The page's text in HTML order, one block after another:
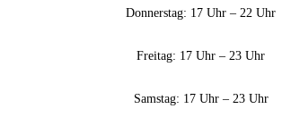
Donnerstag: 17 Uhr – 22 Uhr
Freitag: 17 Uhr – 23 Uhr
Samstag: 17 Uhr – 23 Uhr